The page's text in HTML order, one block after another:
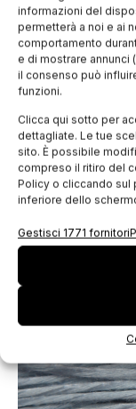
informazioni del
permetterà a noi e ai
comportamento
e di mostrare annunci
il consenso può
funzioni.
Clicca qui sotto per
dettagliate. Le tue
sito. È possibile
compreso il ritiro del
Policy o cliccando
inferiore dello
Gestisci 1771 fornitori
L’appello di
dell’ICE
“Ci siamo
l’ICE la cui utilità è
piccole e medie